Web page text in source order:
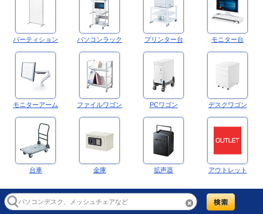
パーティション パソコンラック プリンター台 モニター台
モニターアーム ファイルワゴン PCワゴン デスクワゴン
台車 金庫 拡声器 アウトレット